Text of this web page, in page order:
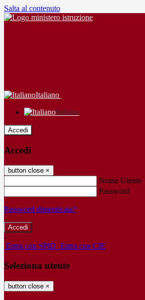
Salta al contenuto
Italiano
Italiano
Accedi
Accedi
button close ×
Nome Utente
Password
Password dimenticata?
-
Entra con SPID Entra con CIE
Seleziona utente
button close ×